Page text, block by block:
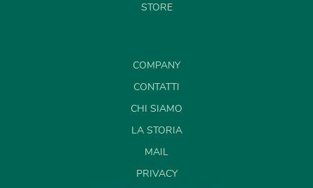
STORE
COMPANY
CONTATTI
CHI SIAMO
LA STORIA
MAIL
PRIVACY